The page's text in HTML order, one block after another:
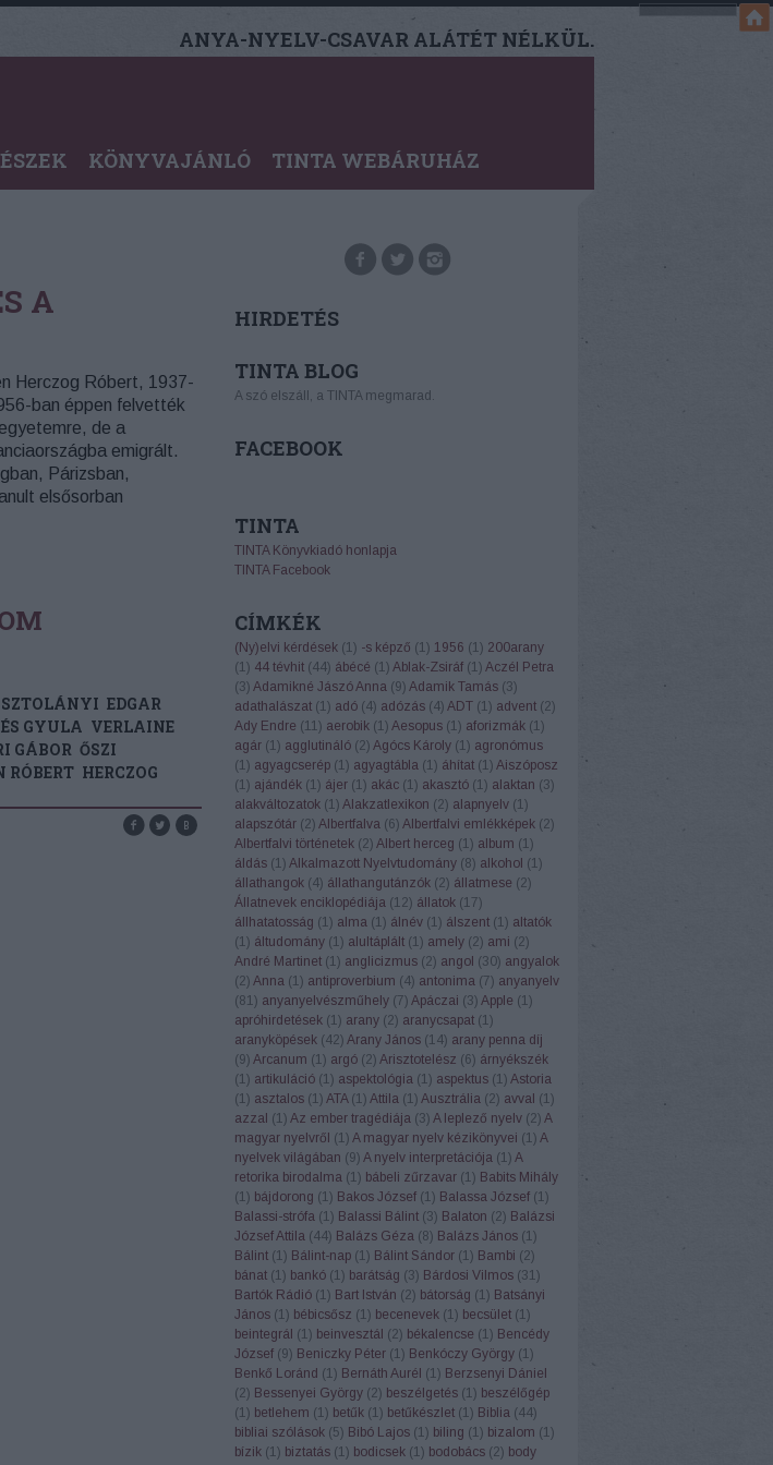
ANYA-NYELV-CSAVAR ALÁTÉT NÉLKÜL.
KÖNYVAJÁNLÓ TINTA WEBÁRUHÁZ
A
Herczog Róbert, 1937-
ban éppen felvették
de a
emigrált.
Párizsban,
elsősorban
EDGAR
GYULA VERLAINE
GÁBOR ŐSZI
RÓBERT HERCZOG
HIRDETÉS
TINTA BLOG
A szó elszáll, a TINTA megmarad.
FACEBOOK
TINTA
TINTA Könyvkiadó honlapja
TINTA Facebook
CÍMKÉK
(Ny)elvi kérdések (1) -s képző (1) 1956 (1) 200arany
(1) 44 tévhit (44) ábécé (1) Ablak-Zsiráf (1) Aczél Petra
(3) Adamikné Jászó Anna (9) Adamik Tamás (3)
adathalászat (1) adó (4) adózás (4) ADT (1) advent (2)
Ady Endre (11) aerobik (1) Aesopus (1) aforizmák (1)
agár (1) agglutináló (2) Agócs Károly (1) agronómus
(1) agyagcserép (1) agyagtábla (1) áhítat (1) Aiszóposz
(1) ajándék (1) ájer (1) akác (1) akasztó (1) alaktan (3)
alakváltozatok (1) Alakzatlexikon (2) alapnyelv (1)
alapszótár (2) Albertfalva (6) Albertfalvi emlékképek (2)
Albertfalvi történetek (2) Albert herceg (1) album (1)
áldás (1) Alkalmazott Nyelvtudomány (8) alkohol (1)
állathangok (4) állathangutánzók (2) állatmese (2)
Állatnevek enciklopédiája (12) állatok (17)
állhatatosság (1) alma (1) álnév (1) álszent (1) altatók
(1) áltudomány (1) alultáplált (1) amely (2) ami (2)
André Martinet (1) anglicizmus (2) angol (30) angyalok
(2) Anna (1) antiproverbium (4) antonima (7) anyanyelv
(81) anyanyelvészműhely (7) Apáczai (3) Apple (1)
apróhirdetések (1) arany (2) aranycsapat (1)
aranyköpések (42) Arany János (14) arany penna díj
(9) Arcanum (1) argó (2) Arisztotelész (6) árnyékszék
(1) artikuláció (1) aspektológia (1) aspektus (1) Astoria
(1) asztalos (1) ATA (1) Attila (1) Ausztrália (2) avval (1)
azzal (1) Az ember tragédiája (3) A leplező nyelv (2) A
magyar nyelvről (1) A magyar nyelv kézikönyvei (1) A
nyelvek világában (9) A nyelv interpretációja (1) A
retorika birodalma (1) bábeli zűrzavar (1) Babits Mihály
(1) bájdorong (1) Bakos József (1) Balassa József (1)
Balassi-strófa (1) Balassi Bálint (3) Balaton (2) Balázsi
József Attila (44) Balázs Géza (8) Balázs János (1)
Bálint (1) Bálint-nap (1) Bálint Sándor (1) Bambi (2)
bánat (1) bankó (1) barátság (3) Bárdosi Vilmos (31)
Bartók Rádió (1) Bart István (2) bátorság (1) Batsányi
János (1) bébicsősz (1) becenevek (1) becsület (1)
beintegrál (1) beinvesztál (2) békalencse (1) Bencédy
József (9) Beniczky Péter (1) Benkóczy György (1)
Benkő Loránd (1) Bernáth Aurél (1) Berzsenyi Dániel
(2) Bessenyei György (2) beszélgetés (1) beszélőgép
(1) betlehem (1) betűk (1) betűkészlet (1) Biblia (44)
bibliai szólások (5) Bibó Lajos (1) biling (1) bizalom (1)
bízik (1) biztatás (1) bodicsek (1) bodobács (2) body